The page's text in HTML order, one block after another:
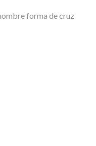
forma de cruz